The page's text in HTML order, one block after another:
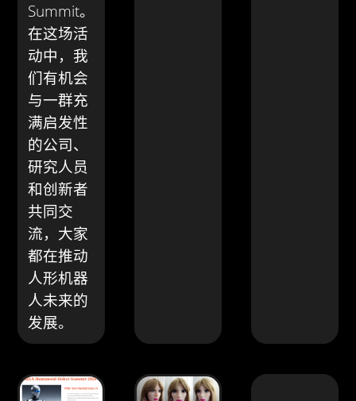
Summit。
在这场活
动中，我
们有机会
与一群充
满启发性
的公司、
研究人员
和创新者
共同交
流，大家
都在推动
人形机器
人未来的
发展。